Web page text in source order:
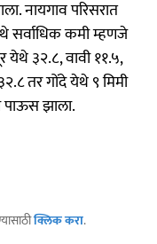
नायगाव परिसरात
सर्वाधिक कमी म्हणजे
येथे ३२.८, वावी ११.५,
तर गोंदे येथे ९ मिमी
पाऊस झाला.
क्लिक करा.